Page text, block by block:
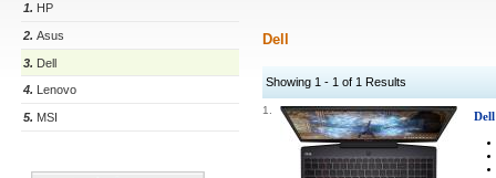
1. HP
2. Asus
3. Dell
4. Lenovo
5. MSI
Dell
Showing 1 - 1 of 1 Results
1.